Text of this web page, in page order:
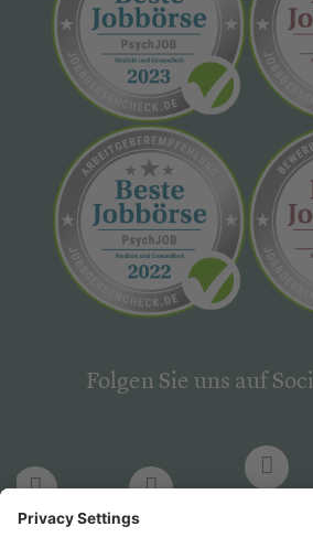
Folgen Sie uns auf
LinkedIn